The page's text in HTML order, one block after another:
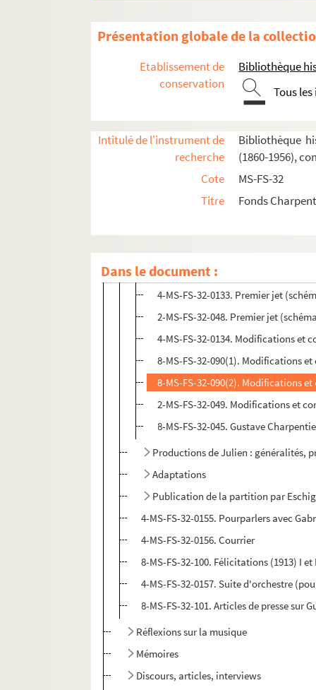
Présentation globale de la
Etablissement de
conservation
Bibliothèque
Tous
Intitulé de l'instrument de
recherche
Bibliothèque
(1860-1956),
Cote
MS-FS-32
Titre
Fonds
Dans le document :
Oeuvres de Gustave Charpentier
Cantate du Prix du Rome : Didon (1887)
La vie du poète (1888)
Poèmes chantés (1895)
Le couronnement de la Muse (1897)
Impression de voyage : Munich (1910)
8-MS-FS-32-089. Premier jet
4-MS-FS-32-0133. Premier jet
2-MS-FS-32-048. Premier jet
4-MS-FS-32-0134. Modifications et
8-MS-FS-32-090(1). Modifications
8-MS-FS-32-090(2). Modifications
2-MS-FS-32-049. Modifications et
8-MS-FS-32-045. Gustave
Productions de Julien : généralités,
Adaptations
Publication de la partition par Eschig
4-MS-FS-32-0155. Pourparlers avec
4-MS-FS-32-0156. Courrier
8-MS-FS-32-100. Félicitations (1913) I et
4-MS-FS-32-0157. Suite d'orchestre
8-MS-FS-32-101. Articles de presse sur
Réflexions sur la musique
Mémoires
Discours, articles, interviews